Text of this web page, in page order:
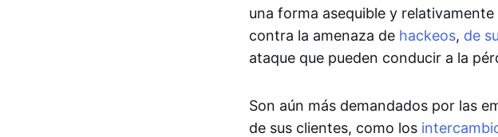
una forma asequible y
contra la amenaza de hackeos, de
ataque que pueden conducir a la
Son aún más demandados por las
de sus clientes, como los